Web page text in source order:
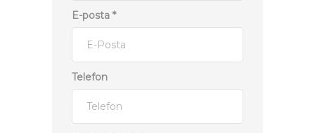
E-posta *
Telefon